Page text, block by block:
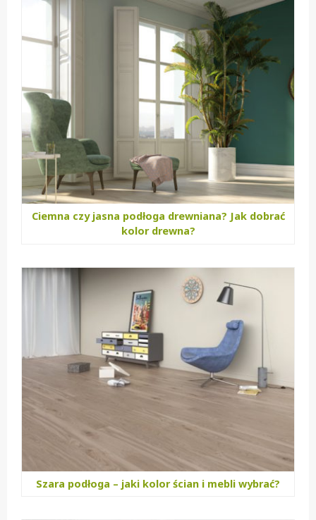
Ciemna czy jasna podłoga drewniana? Jak dobrać
kolor drewna?
Szara podłoga – jaki kolor ścian i mebli wybrać?